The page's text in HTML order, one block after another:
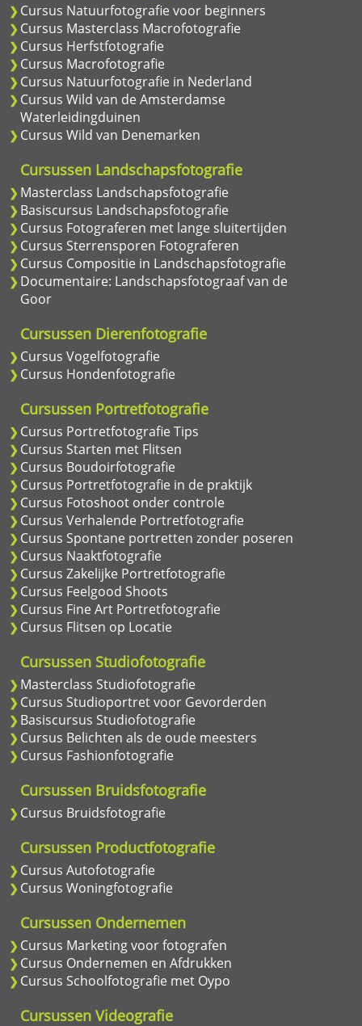
Cursus Natuurfotografie voor beginners
Cursus Masterclass Macrofotografie
Cursus Herfstfotografie
Cursus Macrofotografie
Cursus Natuurfotografie in Nederland
Cursus Wild van de Amsterdamse
Waterleidingduinen
Cursus Wild van Denemarken
Cursussen Landschapsfotografie
Masterclass Landschapsfotografie
Basiscursus Landschapsfotografie
Cursus Fotograferen met lange sluitertijden
Cursus Sterrensporen Fotograferen
Cursus Compositie in Landschapsfotografie
Documentaire: Landschapsfotograaf van de
Goor
Cursussen Dierenfotografie
Cursus Vogelfotografie
Cursus Hondenfotografie
Cursussen Portretfotografie
Cursus Portretfotografie Tips
Cursus Starten met Flitsen
Cursus Boudoirfotografie
Cursus Portretfotografie in de praktijk
Cursus Fotoshoot onder controle
Cursus Verhalende Portretfotografie
Cursus Spontane portretten zonder poseren
Cursus Naaktfotografie
Cursus Zakelijke Portretfotografie
Cursus Feelgood Shoots
Cursus Fine Art Portretfotografie
Cursus Flitsen op Locatie
Cursussen Studiofotografie
Masterclass Studiofotografie
Cursus Studioportret voor Gevorderden
Basiscursus Studiofotografie
Cursus Belichten als de oude meesters
Cursus Fashionfotografie
Cursussen Bruidsfotografie
Cursus Bruidsfotografie
Cursussen Productfotografie
Cursus Autofotografie
Cursus Woningfotografie
Cursussen Ondernemen
Cursus Marketing voor fotografen
Cursus Ondernemen en Afdrukken
Cursus Schoolfotografie met Oypo
Cursussen Videografie